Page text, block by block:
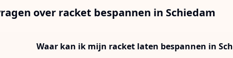
over racket bespannen in Schiedam
Waar kan ik mijn racket laten bespannen in